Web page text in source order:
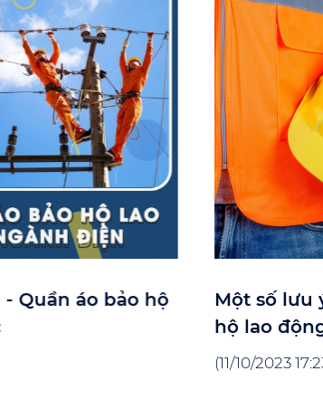
Quần áo bảo hộ
Một số lưu
hộ lao
(11/10/2023